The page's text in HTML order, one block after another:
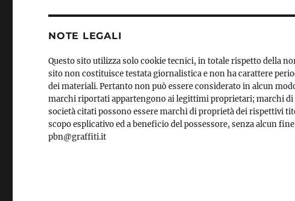
NOTE LEGALI
Questo sito utilizza solo cookie tecnici, in totale rispetto della
sito non costituisce testata giornalistica e non ha carattere
dei materiali. Pertanto non può essere considerato in alcun
marchi riportati appartengono ai legittimi proprietari; marchi
società citati possono essere marchi di proprietà dei rispettivi
scopo esplicativo ed a beneficio del possessore, senza alcun
pbn@graffiti.it